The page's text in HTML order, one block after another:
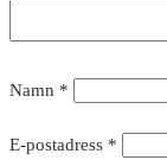
Namn *
E-postadress *